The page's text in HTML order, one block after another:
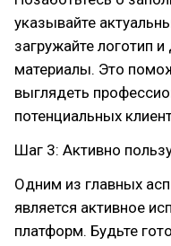
указывайте
загружайте логотип
материалы. Это
выглядеть
потенциальных
Шаг 3: Активно
Одним из главных
является активное
платформ. Будьте